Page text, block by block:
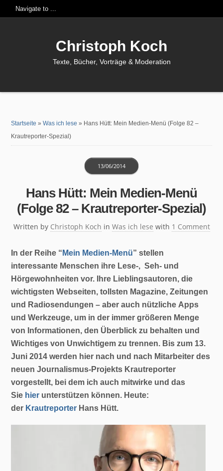
Christoph Koch
Texte, Bücher, Vorträge & Moderation
Startseite »Was ich lese » Hans Hütt: Mein Medien-Menü (Folge 82 –
Krautreporter-Spezial)
Hans Hütt: Mein Medien-Menü
(Folge 82 – Krautreporter-Spezial)
Written by Christoph Koch
13/06/2014
in Was ich lese with 1 Comment
In der Reihe “ Mein Medien-Menü” stellen
interessante Menschen ihre Lese-, Seh- und
Hörgewohnheiten vor. Ihre Lieblingsautoren, die
wichtigsten Webseiten, tollsten Magazine, Zeitungen
und Radiosendungen – aber auch nützliche Apps
und Werkzeuge, um in der immer größeren Menge
von Informationen, den Überblick zu behalten und
Wichtiges von Unwichtigem zu trennen. Bis zum 13.
Juni 2014 werden hier nach und nach Mitarbeiter des
neuen Journalismus-Projekts Krautreporter
vorgestellt, bei dem ich auch mitwirke und das
Sie hier unterstützen können. Heute:
der Krautreporter Hans Hütt.